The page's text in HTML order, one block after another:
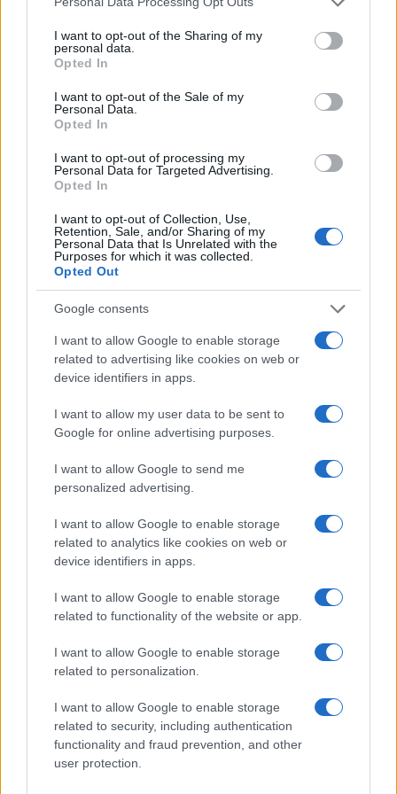
not limited to your visit or usage behaviour. You may click to
grant or deny consent to Google and its third-party tags to
use your data for below specified purposes in below Google
consent section.
I want to opt-out of the Sharing of my
personal data.
Opted In
I want to opt-out of the Sale of my
Personal Data.
Opted In
I want to opt-out of processing my
Personal Data for Targeted Advertising.
Opted In
I want to opt-out of Collection, Use,
Retention, Sale, and/or Sharing of my
Personal Data that Is Unrelated with the
Purposes for which it was collected.
Opted Out
Google consents
I want to allow Google to enable storage
related to advertising like cookies on web or
device identifiers in apps.
I want to allow my user data to be sent to
Google for online advertising purposes.
I want to allow Google to send me
personalized advertising.
I want to allow Google to enable storage
related to analytics like cookies on web or
device identifiers in apps.
I want to allow Google to enable storage
related to functionality of the website or app.
I want to allow Google to enable storage
related to personalization.
I want to allow Google to enable storage
related to security, including authentication
functionality and fraud prevention, and other
user protection.
caviale e sabbia rubata
Mario Malu
Martina Agostina Diturco
I nostri cari
I nostri cari
I nostri cari